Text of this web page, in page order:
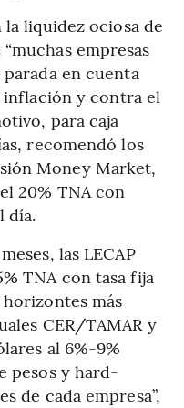
liquidez ociosa de
empresas
en cuenta
y contra el
para caja
recomendó los
Money Market,
20% TNA con
día.
las LECAP
TNA con tasa fija
más
CER/TAMAR y
al 6%-9%
pesos y hard-
de cada empresa”,